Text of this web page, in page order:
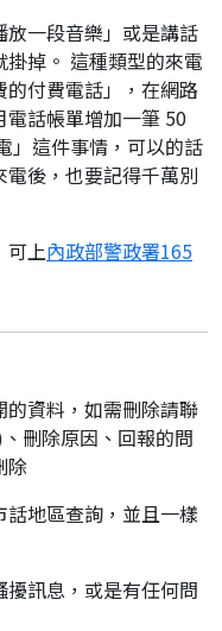
放一段音樂」或是講話
掛掉。 這種類型的來電
付費電話」，在網路
話帳單增加一筆 50
」這件事情，可以的話
後，也要記得千萬別
可上內政部警政署165
資料，如需刪除請聯
刪除原因、回報的問
除
地區查詢，並且一樣
訊息，或是有任何問